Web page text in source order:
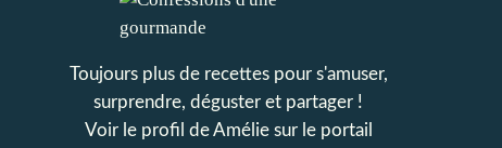
Toujours plus de recettes pour s'amuser,
surprendre, déguster et partager !
Voir le profil deAméliesur le portail